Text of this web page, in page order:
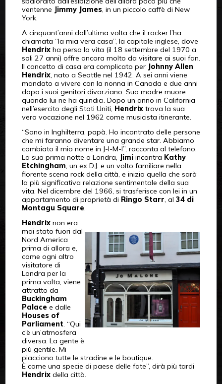
ventenne Jimmy James, in un piccolo caffè di New
York.
A cinquant’anni dall’ultima volta che il rocker l’ha
chiamata “la mia vera casa”, la capitale inglese, dove
Hendrixha perso la vita (il 18 settembre del 1970 a
soli 27 anni) offre ancora molto da visitare ai suoi fan.
Il concetto di casa era complicato per Johnny Allen
Hendrix, nato a Seattle nel 1942. A sei anni viene
mandato a vivere con la nonna in Canada e due anni
dopo i suoi genitori divorziano. Sua madre muore
quando lui ne ha quindici. Dopo un anno in California
nell’esercito degli Stati Uniti, Hendrixtrova la sua
vera vocazione nel 1962 come musicista itinerante.
“Sono in Inghilterra, papà. Ho incontrato delle persone
che mi faranno diventare una grande star. Abbiamo
cambiato il mio nome in J-I-M-I”, racconta al telefono.
La sua prima notte a Londra, Jimiincontra Kathy
Etchingham, un ex D.J. e un volto familiare nella
fiorente scena rock della città, e inizia quella che sarà
la più significativa relazione sentimentale della sua
vita. Nel dicembre del 1966, si trasferisce con lei in un
appartamento di proprietà di Ringo Starr, al 34 di
Montagu Square.
Hendrixnon era
mai stato fuori dal
Nord America
prima di allora e,
come ogni altro
visitatore di
Londra per la
prima volta, viene
attratto da
Buckingham
Palace e dalle
Houses of
Parliament. “Qui
c’è un’atmosfera
diversa. La gente è
più gentile. Mi
piacciono tutte le stradine e le boutique.
È come una specie di paese delle fate”, dirà più tardi
Hendrixdella città.